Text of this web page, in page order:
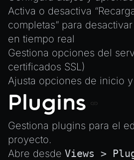
Activa o desactiva
completas” para
en tiempo real
Gestiona opciones del
certificados SSL)
Ajusta opciones de inicio
Plugins
Gestiona plugins para el
proyecto.
Abre desde Views >